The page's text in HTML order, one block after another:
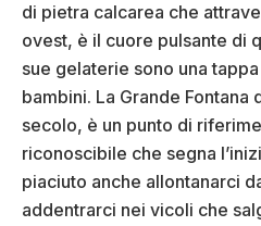
di pietra calcarea che
ovest, è il cuore pulsante di
sue gelaterie sono una
bambini. La Grande
secolo, è un punto di
riconoscibile che segna
piaciuto anche allontanarci
addentrarci nei vicoli che